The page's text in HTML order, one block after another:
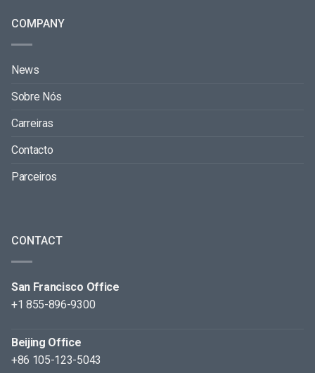
COMPANY
News
Sobre Nós
Carreiras
Contacto
Parceiros
CONTACT
San Francisco Office
+1 855-896-9300
Beijing Office
+86 105-123-5043